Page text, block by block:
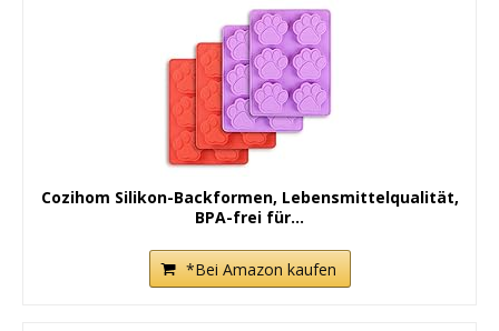
Cozihom Silikon-Backformen, Lebensmittelqualität,
BPA-frei für...
*Bei Amazon kaufen